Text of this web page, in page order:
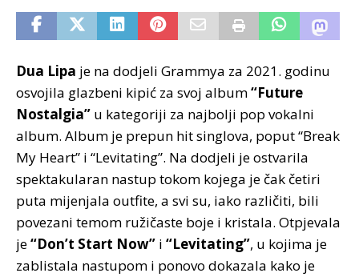
Dua Lipa je na dodjeli Grammya za 2021. godinu
osvojila glazbeni kipić za svoj album“Future
Nostalgia” u kategoriji za najbolji pop vokalni
album. Album je prepun hit singlova, poput “Break
My Heart” i “Levitating”. Na dodjeli je ostvarila
spektakularan nastup tokom kojega je čak četiri
puta mijenjala outfite, a svi su, iako različiti, bili
povezani temom ružičaste boje i kristala. Otpjevala
je“Don’t Start Now” i “Levitating”, u kojima je
zablistala nastupom i ponovo dokazala kako je